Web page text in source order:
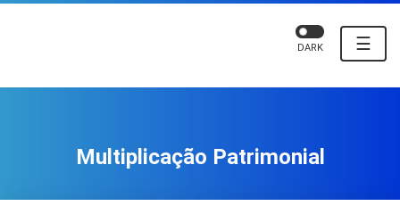
☰
DARK
Multiplicação Patrimonial